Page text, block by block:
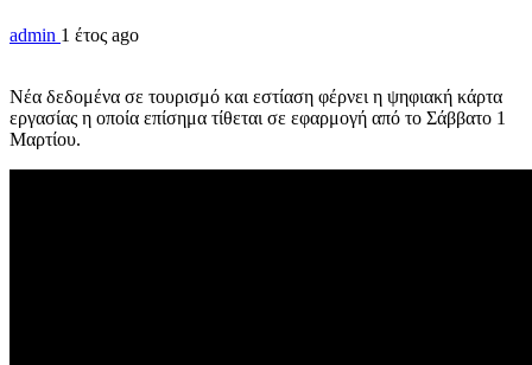
admin 1 έτος ago
Νέα δεδομένα σε τουρισμό και εστίαση φέρνει η ψηφιακή κάρτα
εργασίας η οποία επίσημα τίθεται σε εφαρμογή από το Σάββατο 1
Μαρτίου.